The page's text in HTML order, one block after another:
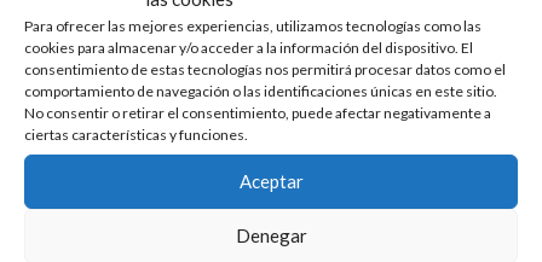
Para ofrecer las mejores experiencias, utilizamos tecnologías como las
cookies para almacenar y/o acceder a la información del dispositivo. El
consentimiento de estas tecnologías nos permitirá procesar datos como el
comportamiento de navegación o las identificaciones únicas en este sitio.
No consentir o retirar el consentimiento, puede afectar negativamente a
ciertas características y funciones.
Aceptar
Denegar
enfrentamiento que habrá
entre ambas de lo que se habla
es de la importancia de ser
nosotros mismos, de
encontrar nuestro lugar y
vivir una vida que
Puede que el hecho que inicia